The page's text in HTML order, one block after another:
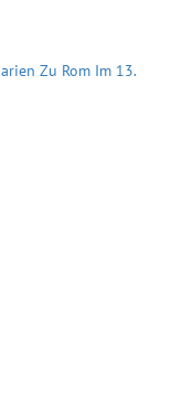
Zu Rom Im 13.